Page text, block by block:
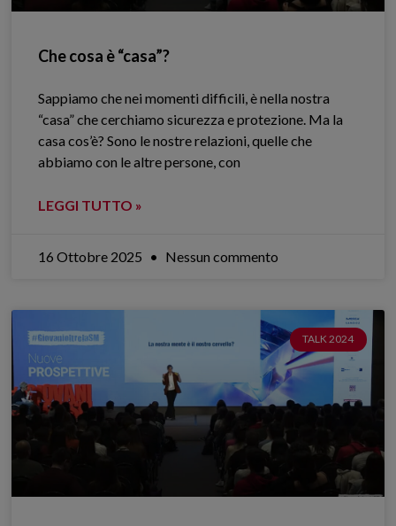
Che cosa è “casa”?
Sappiamo che nei momenti difficili, è nella nostra
“casa” che cerchiamo sicurezza e protezione. Ma la
casa cos’è? Sono le nostre relazioni, quelle che
abbiamo con le altre persone, con
LEGGI TUTTO »
16 Ottobre 2025 Nessun commento
TALK 2024